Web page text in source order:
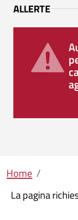
ALLERTE
Briciole di
Home
La pagina